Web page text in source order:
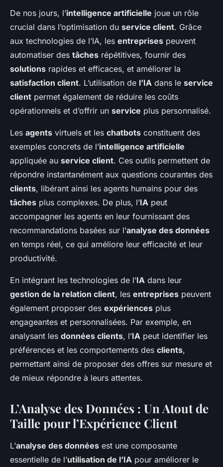
De nos jours, l’intelligence artificielle joue un rôle
crucial dans l’optimisation du service client. Grâce
aux technologies de l’IA, les entreprises peuvent
automatiser des tâches répétitives, fournir des
solutions rapides et efficaces, et améliorer la
satisfaction client. L’utilisation de l’IA dans le service
client permet également de réduire les coûts
opérationnels et d’offrir un service plus personnalisé.
Les agents virtuels et les chatbots constituent des
exemples concrets de l’intelligence artificielle
appliquée au service client. Ces outils permettent de
répondre instantanément aux questions courantes des
clients, libérant ainsi les agents humains pour des
tâches plus complexes. De plus, l’IA peut
accompagner les agents en leur fournissant des
recommandations basées sur l’analyse des données
en temps réel, ce qui améliore leur efficacité et leur
productivité.
En intégrant les technologies de l’IA dans leur
gestion de la relation client, les entreprises peuvent
également proposer des expériences plus
engageantes et personnalisées. Par exemple, en
analysant les données clients, l’IA peut identifier les
préférences et les comportements des clients,
permettant ainsi de proposer des offres sur mesure et
de mieux répondre à leurs attentes.
L’Analyse des Données : Un Atout de
Taille pour l’Expérience Client
L’analyse des données est une composante
essentielle de l’utilisation de l’IA pour améliorer le